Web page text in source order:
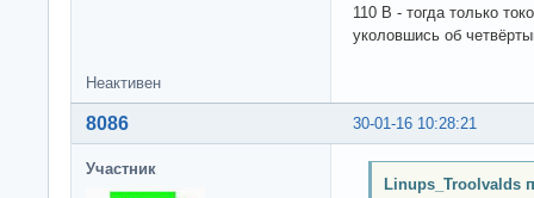
110 В - тогда только
уколовшись об
Неактивен
30-01-16 10:28:21
8086
Участник
Linups_Troolvalds